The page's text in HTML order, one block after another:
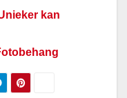
kan